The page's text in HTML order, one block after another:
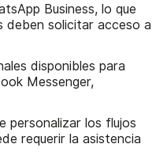
Business, lo que
deben solicitar acceso a
disponibles para
Messenger,
personalizar los flujos
requerir la asistencia